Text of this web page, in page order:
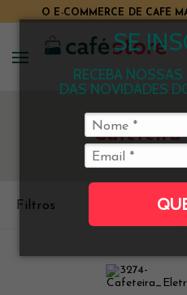
SE
RECEBA
DAS NOVIDADES
O E-COMMERCE DE CAFÉ
Cafeteira
Filtros